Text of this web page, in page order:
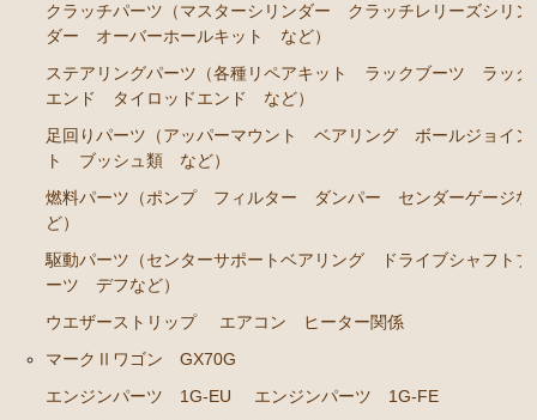
エンジンパーツ 2JZ-GE JZS143 JZS145 JZS147 JZ
エンジンパーツ 1JZ-GE JZX141
エンジンパーツ 1G-FE GS141
クラウン/クラウンマジェスタ JZS15# UZS151 155 157
GS151 GS151H
エンジンパーツ 2JZ-GE JZS155
エンジンパーツ 1JZ-GE JZS151 JZS153
アリスト JZS147 UZS143
クラッチパーツ（マスターシリンダー クラッチレリーズシリン
ダー オーバーホールキット など）
ステアリングパーツ（各種リペアキット ラックブーツ ラック
エンド タイロッドエンド など）
足回りパーツ（アッパーマウント ベアリング ボールジョイン
ト ブッシュ類 など）
燃料パーツ（ポンプ フィルター ダンパー センダーゲージな
ど）
駆動パーツ（センターサポートベアリング ドライブシャフトブ
ーツ デフなど）
ウエザーストリップ
エアコン ヒーター関係
マークⅡワゴン GX70G
エンジンパーツ 1G-EU
エンジンパーツ 1G-FE